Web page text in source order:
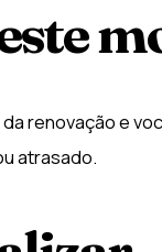
renovação e
atrasado.